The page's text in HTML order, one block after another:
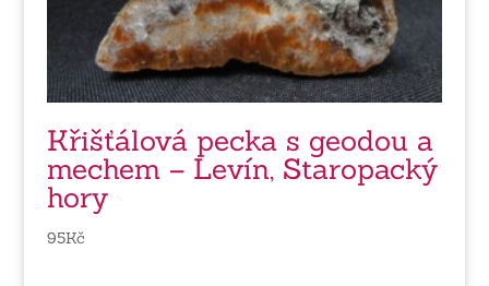
Křišťálová pecka s geodou a
mechem – Levín, Staropacký
hory
95Kč